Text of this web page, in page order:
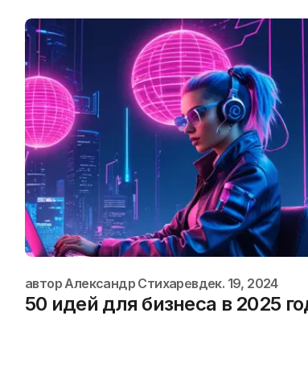
автор Александр Стихаревдек. 19, 2024
50 идей для бизнеса в 2025